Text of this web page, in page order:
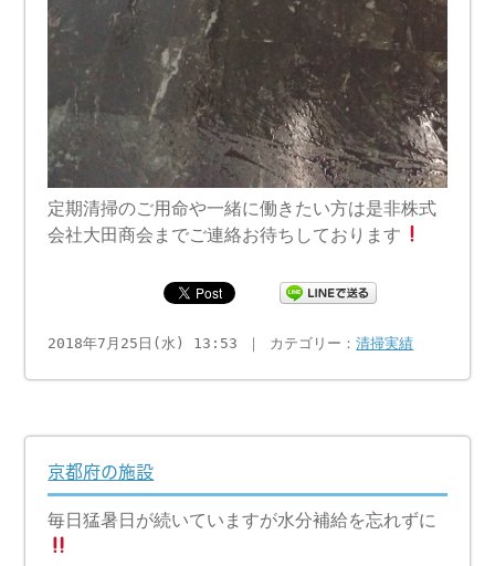
定期清掃のご用命や一緒に働きたい方は是非株式
会社大田商会までご連絡お待ちしております
2018年7月25日(水) 13:53 ｜ カテゴリー：清掃実績
京都府の施設
毎日猛暑日が続いていますが水分補給を忘れずに